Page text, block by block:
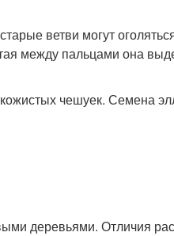
ветви могут
между пальцами она
чешуек. Семена
деревьями. Отличия